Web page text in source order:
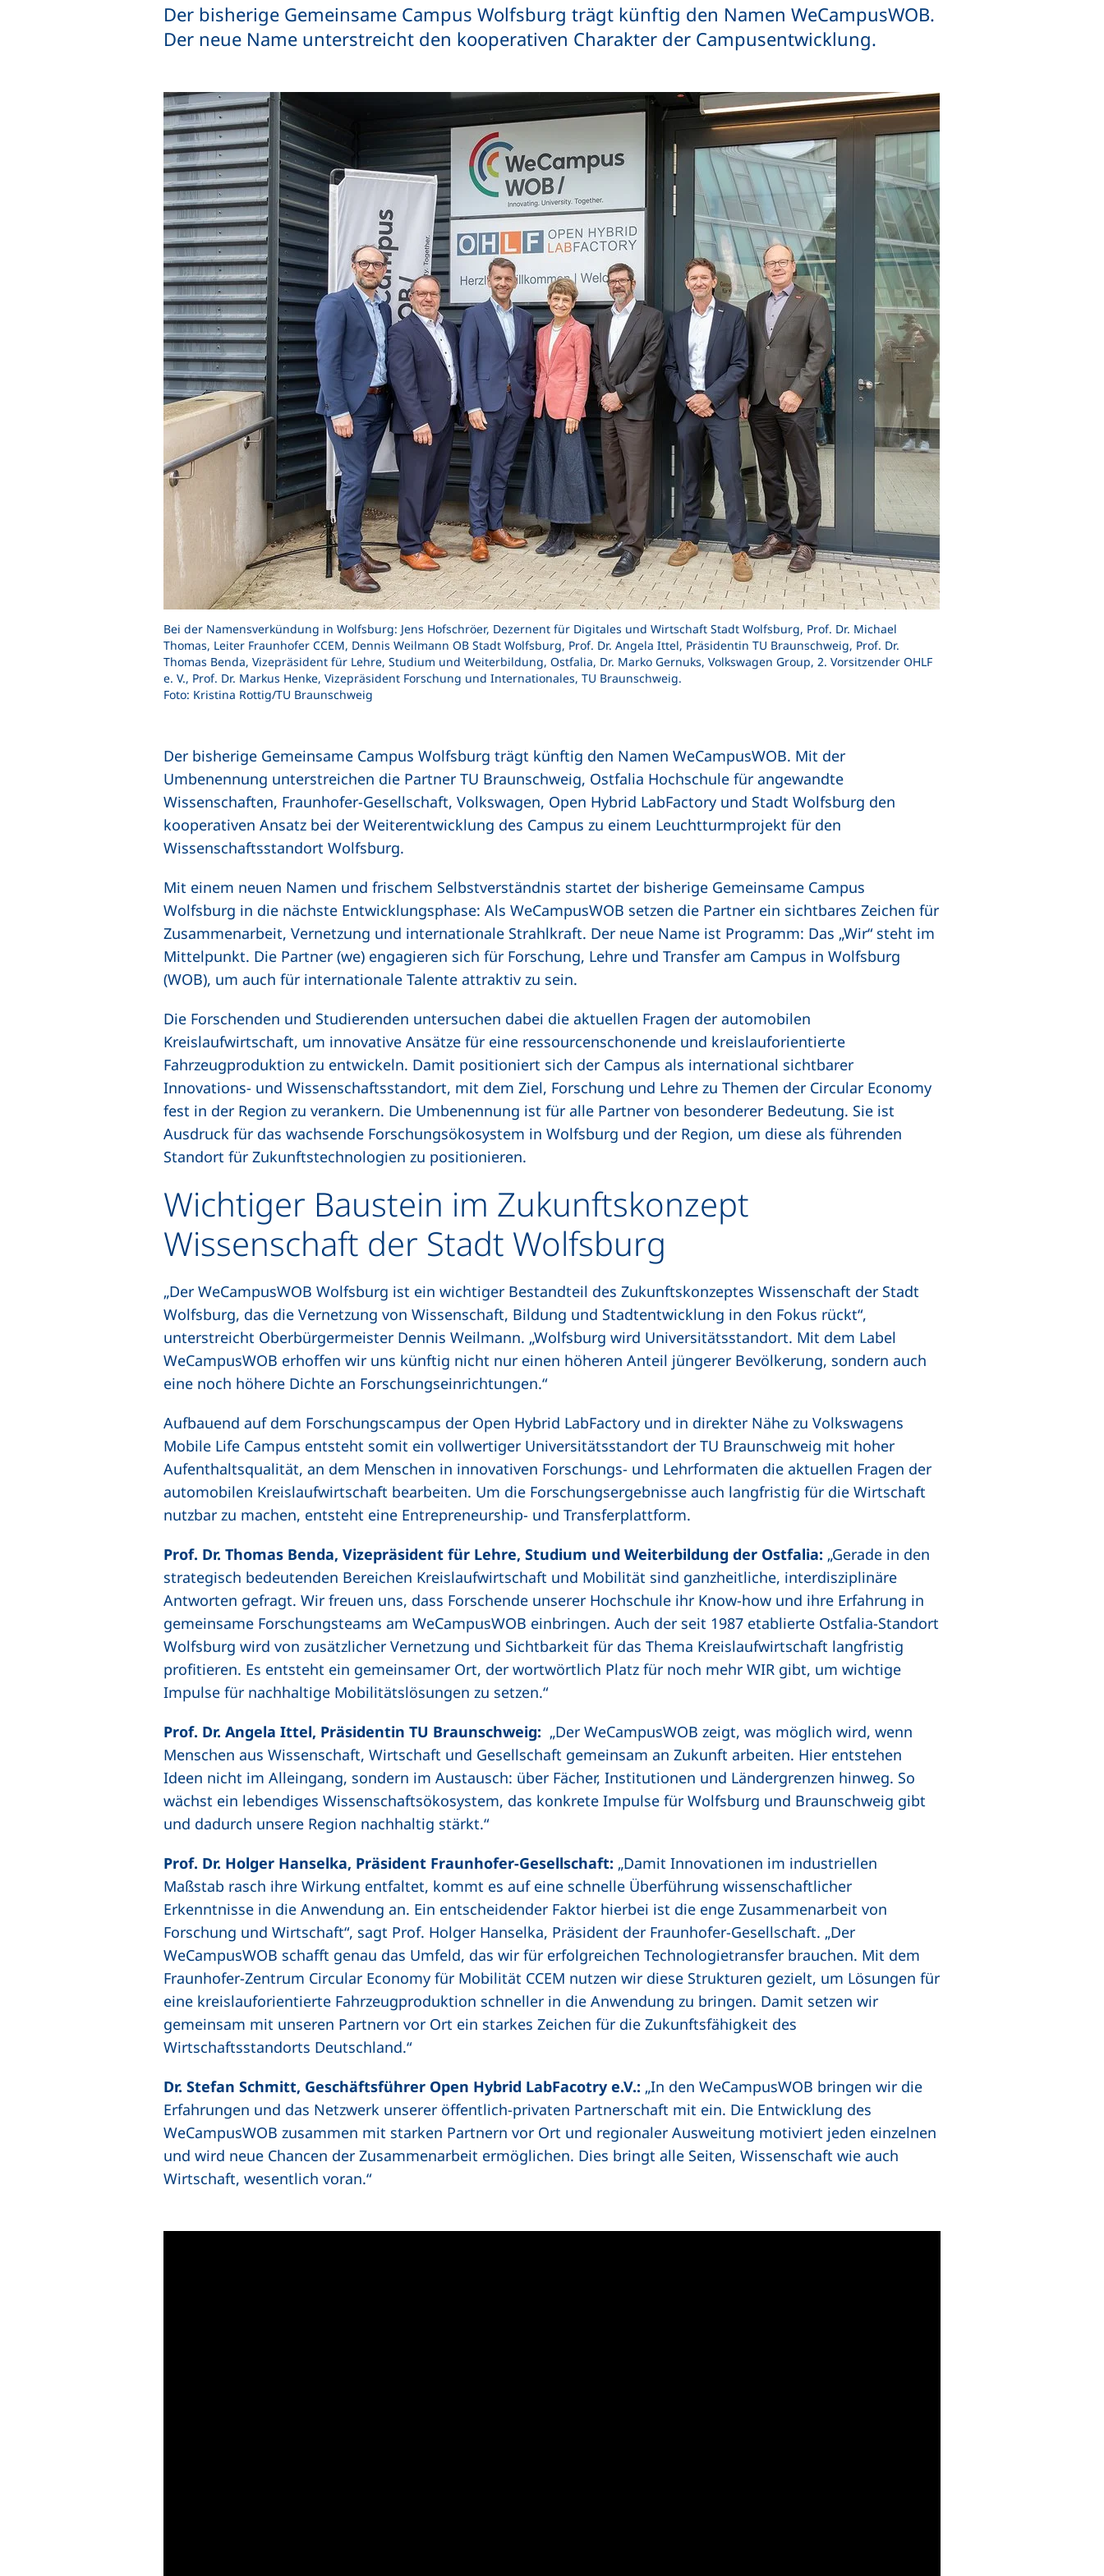
Der bisherige Gemeinsame Campus Wolfsburg trägt künftig den Namen WeCampusWOB.
Der neue Name unterstreicht den kooperativen Charakter der Campusentwicklung.
Bei der Namensverkündung in Wolfsburg: Jens Hofschröer, Dezernent für Digitales und Wirtschaft Stadt Wolfsburg, Prof. Dr. Michael
Thomas, Leiter Fraunhofer CCEM, Dennis Weilmann OB Stadt Wolfsburg, Prof. Dr. Angela Ittel, Präsidentin TU Braunschweig, Prof. Dr.
Thomas Benda, Vizepräsident für Lehre, Studium und Weiterbildung, Ostfalia, Dr. Marko Gernuks, Volkswagen Group, 2. Vorsitzender OHLF
e. V., Prof. Dr. Markus Henke, Vizepräsident Forschung und Internationales, TU Braunschweig.
Foto: Kristina Rottig/TU Braunschweig
Der bisherige Gemeinsame Campus Wolfsburg trägt künftig den Namen WeCampusWOB. Mit der
Umbenennung unterstreichen die Partner TU Braunschweig, Ostfalia Hochschule für angewandte
Wissenschaften, Fraunhofer-Gesellschaft, Volkswagen, Open Hybrid LabFactory und Stadt Wolfsburg den
kooperativen Ansatz bei der Weiterentwicklung des Campus zu einem Leuchtturmprojekt für den
Wissenschaftsstandort Wolfsburg.
Mit einem neuen Namen und frischem Selbstverständnis startet der bisherige Gemeinsame Campus
Wolfsburg in die nächste Entwicklungsphase: Als WeCampusWOB setzen die Partner ein sichtbares Zeichen für
Zusammenarbeit, Vernetzung und internationale Strahlkraft. Der neue Name ist Programm: Das „Wir“ steht im
Mittelpunkt. Die Partner (we) engagieren sich für Forschung, Lehre und Transfer am Campus in Wolfsburg
(WOB), um auch für internationale Talente attraktiv zu sein.
Die Forschenden und Studierenden untersuchen dabei die aktuellen Fragen der automobilen
Kreislaufwirtschaft, um innovative Ansätze für eine ressourcenschonende und kreislauforientierte
Fahrzeugproduktion zu entwickeln. Damit positioniert sich der Campus als international sichtbarer
Innovations- und Wissenschaftsstandort, mit dem Ziel, Forschung und Lehre zu Themen der Circular Economy
fest in der Region zu verankern. Die Umbenennung ist für alle Partner von besonderer Bedeutung. Sie ist
Ausdruck für das wachsende Forschungsökosystem in Wolfsburg und der Region, um diese als führenden
Standort für Zukunftstechnologien zu positionieren.
Wichtiger Baustein im Zukunftskonzept
Wissenschaft der Stadt Wolfsburg
„Der WeCampusWOB Wolfsburg ist ein wichtiger Bestandteil des Zukunftskonzeptes Wissenschaft der Stadt
Wolfsburg, das die Vernetzung von Wissenschaft, Bildung und Stadtentwicklung in den Fokus rückt“,
unterstreicht Oberbürgermeister Dennis Weilmann. „Wolfsburg wird Universitätsstandort. Mit dem Label
WeCampusWOB erhoffen wir uns künftig nicht nur einen höheren Anteil jüngerer Bevölkerung, sondern auch
eine noch höhere Dichte an Forschungseinrichtungen.“
Aufbauend auf dem Forschungscampus der Open Hybrid LabFactory und in direkter Nähe zu Volkswagens
Mobile Life Campus entsteht somit ein vollwertiger Universitätsstandort der TU Braunschweig mit hoher
Aufenthaltsqualität, an dem Menschen in innovativen Forschungs- und Lehrformaten die aktuellen Fragen der
automobilen Kreislaufwirtschaft bearbeiten. Um die Forschungsergebnisse auch langfristig für die Wirtschaft
nutzbar zu machen, entsteht eine Entrepreneurship- und Transferplattform.
Prof. Dr. Thomas Benda, Vizepräsident für Lehre, Studium und Weiterbildung der Ostfalia: „Gerade in den
strategisch bedeutenden Bereichen Kreislaufwirtschaft und Mobilität sind ganzheitliche, interdisziplinäre
Antworten gefragt. Wir freuen uns, dass Forschende unserer Hochschule ihr Know-how und ihre Erfahrung in
gemeinsame Forschungsteams am WeCampusWOB einbringen. Auch der seit 1987 etablierte Ostfalia-Standort
Wolfsburg wird von zusätzlicher Vernetzung und Sichtbarkeit für das Thema Kreislaufwirtschaft langfristig
profitieren. Es entsteht ein gemeinsamer Ort, der wortwörtlich Platz für noch mehr WIR gibt, um wichtige
Impulse für nachhaltige Mobilitätslösungen zu setzen.“
Prof. Dr. Angela Ittel, Präsidentin TU Braunschweig: „Der WeCampusWOB zeigt, was möglich wird, wenn
Menschen aus Wissenschaft, Wirtschaft und Gesellschaft gemeinsam an Zukunft arbeiten. Hier entstehen
Ideen nicht im Alleingang, sondern im Austausch: über Fächer, Institutionen und Ländergrenzen hinweg. So
wächst ein lebendiges Wissenschaftsökosystem, das konkrete Impulse für Wolfsburg und Braunschweig gibt
und dadurch unsere Region nachhaltig stärkt.“
Prof. Dr. Holger Hanselka, Präsident Fraunhofer-Gesellschaft: „Damit Innovationen im industriellen
Maßstab rasch ihre Wirkung entfaltet, kommt es auf eine schnelle Überführung wissenschaftlicher
Erkenntnisse in die Anwendung an. Ein entscheidender Faktor hierbei ist die enge Zusammenarbeit von
Forschung und Wirtschaft“, sagt Prof. Holger Hanselka, Präsident der Fraunhofer-Gesellschaft. „Der
WeCampusWOB schafft genau das Umfeld, das wir für erfolgreichen Technologietransfer brauchen. Mit dem
Fraunhofer-Zentrum Circular Economy für Mobilität CCEM nutzen wir diese Strukturen gezielt, um Lösungen für
eine kreislauforientierte Fahrzeugproduktion schneller in die Anwendung zu bringen. Damit setzen wir
gemeinsam mit unseren Partnern vor Ort ein starkes Zeichen für die Zukunftsfähigkeit des
Wirtschaftsstandorts Deutschland.“
Dr. Stefan Schmitt, Geschäftsführer Open Hybrid LabFacotry e.V.: „In den WeCampusWOB bringen wir die
Erfahrungen und das Netzwerk unserer öffentlich-privaten Partnerschaft mit ein. Die Entwicklung des
WeCampusWOB zusammen mit starken Partnern vor Ort und regionaler Ausweitung motiviert jeden einzelnen
und wird neue Chancen der Zusammenarbeit ermöglichen. Dies bringt alle Seiten, Wissenschaft wie auch
Wirtschaft, wesentlich voran.“